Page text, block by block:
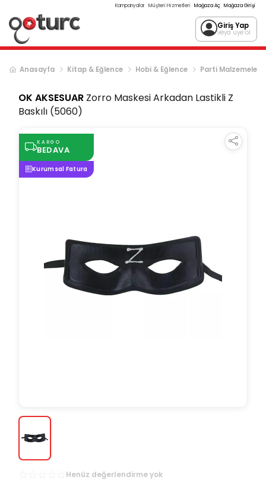
Kampanyalar Müşteri Hizmetleri Mağaza Aç Mağaza Girişi
Giriş Yap
veya üye ol
Anasayfa Kitap & Eğlence Hobi & Eğlence Parti Malzemeleri
OK AKSESUAR Zorro Maskesi Arkadan Lastikli Z
Baskılı (5060)
KARGO
BEDAVA
Kurumsal Fatura
Henüz değerlendirme yok